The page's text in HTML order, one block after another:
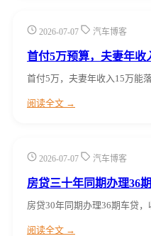
2026-07-07 汽车博客
首付5万预算，夫妻年收
首付5万，夫妻年收入15万能
阅读全文 →
2026-07-07 汽车博客
房贷三十年同期办理36
房贷30年同期办理36期车贷
阅读全文 →